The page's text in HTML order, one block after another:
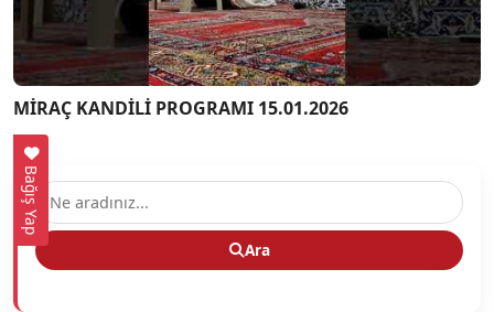
Bağış Yap
MİRAÇ KANDİLİ PROGRAMI 15.01.2026
Ara